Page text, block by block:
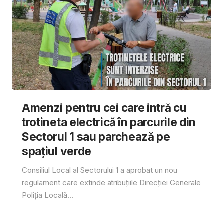
Amenzi pentru cei care intră cu
trotineta electrică în parcurile din
Sectorul 1 sau parchează pe
spațiul verde
Consiliul Local al Sectorului 1 a aprobat un nou
regulament care extinde atribuțiile Direcției Generale
Poliția Locală...